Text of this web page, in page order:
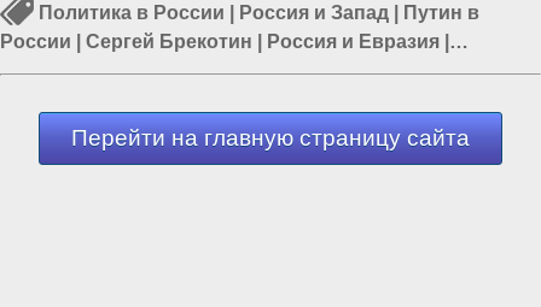
Политика в России Россия и Запад
Путин в
России
Сергей Брекотин Россия и Евразия
Политика в мире|Мировое правительство
Перейти на главную страницу сайта